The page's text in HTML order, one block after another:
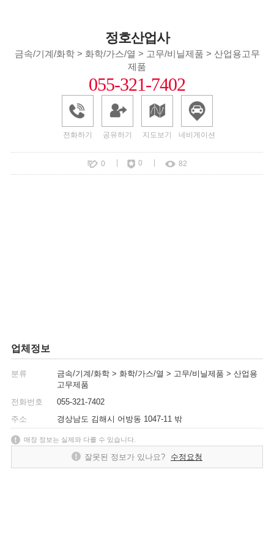
정호산업사
금속/기계/화학 > 화학/가스/열 > 고무/비닐제품 > 산업용고무
제품
055-321-7402
전화하기 공유하기 지도보기 네비게이션
0 0 82
업체정보
분류
금속/기계/화학 > 화학/가스/열 > 고무/비닐제품 > 산업용
고무제품
전화번호
055-321-7402
주소
경상남도 김해시 어방동 1047-11 밖
매장 정보는 실제와 다를 수 있습니다.
잘못된 정보가 있나요? 수정요청